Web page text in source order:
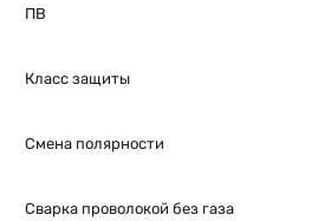
ПВ
Класс защиты
Смена полярности
Сварка проволокой без газа